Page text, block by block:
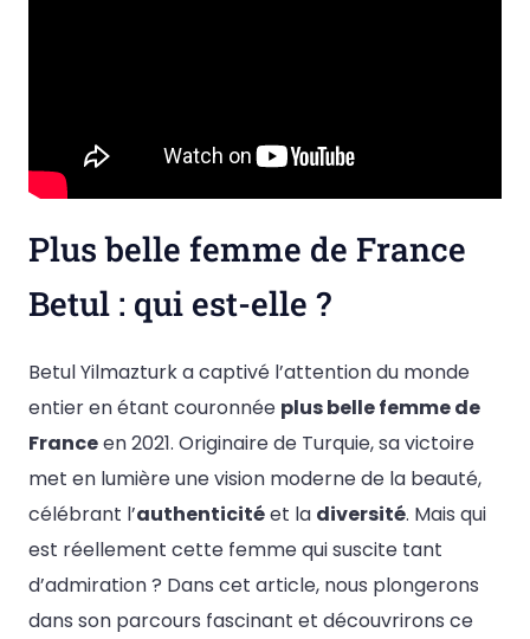
Plus belle femme de France
Betul : qui est-elle ?
Betul Yilmazturk a captivé l’attention du monde
entier en étant couronnée plus belle femme de
Franceen 2021. Originaire de Turquie, sa victoire
met en lumière une vision moderne de la beauté,
célébrant l’authenticitéet la diversité. Mais qui
est réellement cette femme qui suscite tant
d’admiration ? Dans cet article, nous plongerons
dans son parcours fascinant et découvrirons ce